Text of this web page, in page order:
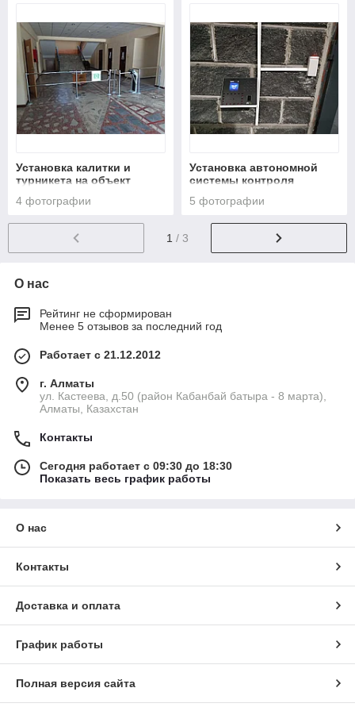
Установка калитки и
турникета на объект
города Алматы
4 фотографии
Установка автономной
системы контроля
учёта рабочего времени в
5 фотографии
1 / 3
О нас
Рейтинг не сформирован
Менее 5 отзывов за последний год
Работает с 21.12.2012
г. Алматы
ул. Кастеева, д.50 (район Кабанбай батыра - 8 марта),
Алматы, Казахстан
Контакты
Сегодня работает с 09:30 до 18:30
Показать весь график работы
О нас
Контакты
Доставка и оплата
График работы
Полная версия сайта